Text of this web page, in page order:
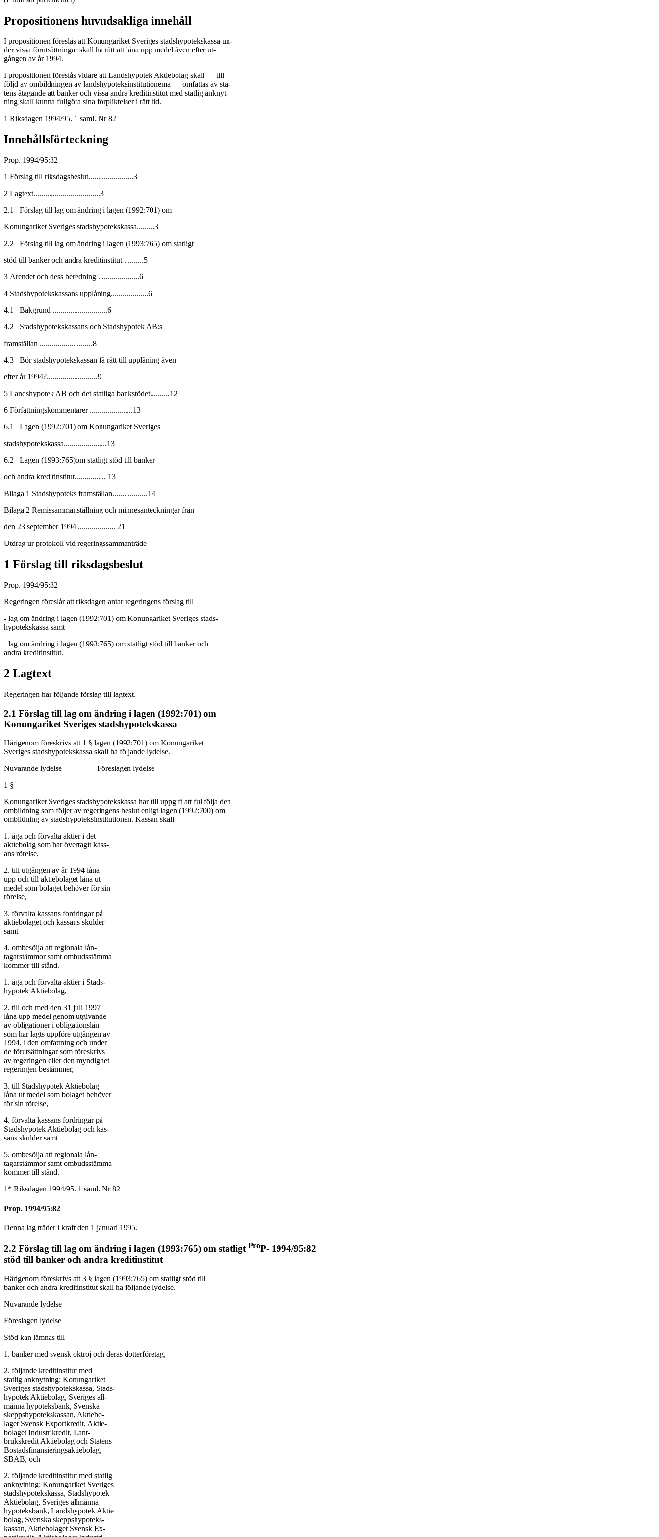
Propositionens huvudsakliga innehåll
I propositionen föreslås att Konungariket Sveriges stadshypotekskassa un-
der vissa förutsättningar skall ha rätt att låna upp medel även efter ut-
gången av år 1994.
I propositionen föreslås vidare att Landshypotek Aktiebolag skall — till
följd av ombildningen av landshypoteksinstitutionema — omfattas av sta-
tens åtagande att banker och vissa andra kreditinstitut med statlig anknyt-
ning skall kunna fullgöra sina förpliktelser i rätt tid.
1 Riksdagen 1994/95. 1 saml. Nr 82
Innehållsförteckning
Prop. 1994/95:82
1 Förslag till riksdagsbeslut.......................3
2 Lagtext..................................3
2.1 Förslag till lag om ändring i lagen (1992:701) om
Konungariket Sveriges stadshypotekskassa.........3
2.2 Förslag till lag om ändring i lagen (1993:765) om statligt
stöd till banker och andra kreditinstitut ..........5
3 Ärendet och dess beredning .....................6
4 Stadshypotekskassans upplåning...................6
4.1 Bakgrund ............................6
4.2 Stadshypotekskassans och Stadshypotek AB:s
framställan ...........................8
4.3 Bör stadshypotekskassan få rätt till upplåning även
efter år 1994?..........................9
5 Landshypotek AB och det statliga bankstödet..........12
6 Författningskommentarer ......................13
6.1 Lagen (1992:701) om Konungariket Sveriges
stadshypotekskassa......................13
6.2 Lagen (1993:765)om statligt stöd till banker
och andra kreditinstitut................ 13
Bilaga 1 Stadshypoteks framställan..................14
Bilaga 2 Remissammanställning och minnesanteckningar från
den 23 september 1994 ................... 21
Utdrag ur protokoll vid regeringssammanträde
1 Förslag till riksdagsbeslut
Prop. 1994/95:82
Regeringen föreslår att riksdagen antar regeringens förslag till
- lag om ändring i lagen (1992:701) om Konungariket Sveriges stads-
hypotekskassa samt
- lag om ändring i lagen (1993:765) om statligt stöd till banker och
andra kreditinstitut.
2 Lagtext
Regeringen har följande förslag till lagtext.
2.1 Förslag till lag om ändring i lagen (1992:701) om
Konungariket Sveriges stadshypotekskassa
Härigenom föreskrivs att 1 § lagen (1992:701) om Konungariket
Sveriges stadshypotekskassa skall ha följande lydelse.
Nuvarande lydelse Föreslagen lydelse
1 §
Konungariket Sveriges stadshypotekskassa har till uppgift att fullfölja den
ombildning som följer av regeringens beslut enligt lagen (1992:700) om
ombildning av stadshypoteksinstitutionen. Kassan skall
1. äga och förvalta aktier i det
aktiebolag som har övertagit kass-
ans rörelse,
2. till utgången av år 1994 låna
upp och till aktiebolaget låna ut
medel som bolaget behöver för sin
rörelse,
3. förvalta kassans fordringar på
aktiebolaget och kassans skulder
samt
4. ombesöija att regionala lån-
tagarstämmor samt ombudsstämma
kommer till stånd.
1. äga och förvalta aktier i Stads-
hypotek Aktiebolag,
2. till och med den 31 juli 1997
låna upp medel genom utgivande
av obligationer i obligationslån
som har lagts uppföre utgången av
1994, i den omfattning och under
de förutsättningar som föreskrivs
av regeringen eller den myndighet
regeringen bestämmer,
3. till Stadshypotek Aktiebolag
låna ut medel som bolaget behöver
för sin rörelse,
4. förvalta kassans fordringar på
Stadshypotek Aktiebolag och kas-
sans skulder samt
5. ombesöija att regionala lån-
tagarstämmor samt ombudsstämma
kommer till stånd.
1* Riksdagen 1994/95. 1 saml. Nr 82
Prop. 1994/95:82
Denna lag träder i kraft den 1 januari 1995.
2.2 Förslag till lag om ändring i lagen (1993:765) om statligt ProP- 1994/95:82
stöd till banker och andra kreditinstitut
Härigenom föreskrivs att 3 § lagen (1993:765) om statligt stöd till
banker och andra kreditinstitut skall ha följande lydelse.
Nuvarande lydelse
Föreslagen lydelse
Stöd kan lämnas till
1. banker med svensk oktroj och deras dotterföretag,
2. följande kreditinstitut med
statlig anknytning: Konungariket
Sveriges stadshypotekskassa, Stads-
hypotek Aktiebolag, Sveriges all-
männa hypoteksbank, Svenska
skeppshypotekskassan, Aktiebo-
laget Svensk Exportkredit, Aktie-
bolaget Industrikredit, Lant-
brukskredit Aktiebolag och Statens
Bostadsfinansieringsaktiebolag,
SBAB, och
2. följande kreditinstitut med statlig
anknytning: Konungariket Sveriges
stadshypotekskassa, Stadshypotek
Aktiebolag, Sveriges allmänna
hypoteksbank, Landshypotek Aktie-
bolag, Svenska skeppshypoteks-
kassan, Aktiebolaget Svensk Ex-